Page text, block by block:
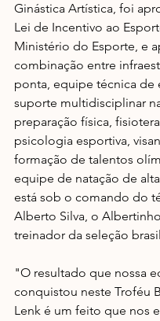
Ginástica Artística, foi
Lei de Incentivo ao
Ministério do Esporte, e
combinação entre
ponta, equipe técnica de
suporte multidisciplinar
preparação física,
psicologia esportiva,
formação de talentos
equipe de natação de
está sob o comando do
Alberto Silva, o
treinador da seleção
"O resultado que nossa
conquistou neste Troféu
Lenk é um feito que nos